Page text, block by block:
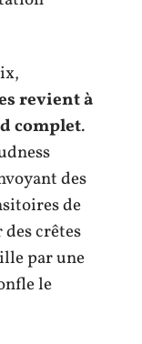
revient à
complet.
des
de
crêtes
par une
le